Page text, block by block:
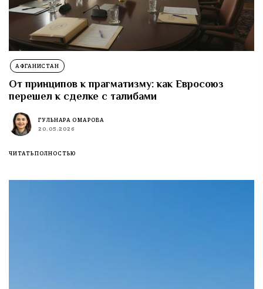
АФГАНИСТАН
От принципов к прагматизму: как Евросоюз
перешел к сделке с талибами
ГУЛЬНАРА ОМАРОВА
20.05.2026
ЧИТАТЬ ПОЛНОСТЬЮ